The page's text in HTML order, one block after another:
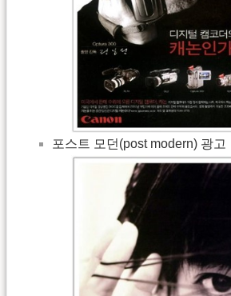
포스트 모던(post modern) 광고